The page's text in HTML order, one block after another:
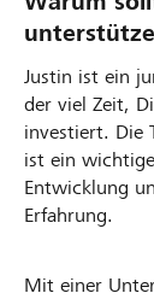
Justin ist ein
der viel Zeit,
investiert. Die
ist ein
Entwicklung
Erfahrung.
Mit einer